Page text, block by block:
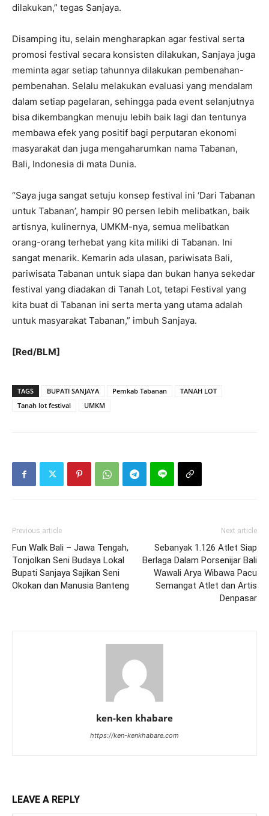
dilakukan,” tegas Sanjaya.
Disamping itu, selain mengharapkan agar festival serta
promosi festival secara konsisten dilakukan, Sanjaya juga
meminta agar setiap tahunnya dilakukan pembenahan-
pembenahan. Selalu melakukan evaluasi yang mendalam
dalam setiap pagelaran, sehingga pada event selanjutnya
bisa dikembangkan menuju lebih baik lagi dan tentunya
membawa efek yang positif bagi perputaran ekonomi
masyarakat dan juga mengaharumkan nama Tabanan,
Bali, Indonesia di mata Dunia.
“Saya juga sangat setuju konsep festival ini ‘Dari Tabanan
untuk Tabanan’, hampir 90 persen lebih melibatkan, baik
artisnya, kulinernya, UMKM-nya, semua melibatkan
orang-orang terhebat yang kita miliki di Tabanan. Ini
sangat menarik. Kemarin ada ulasan, pariwisata Bali,
pariwisata Tabanan untuk siapa dan bukan hanya sekedar
festival yang diadakan di Tanah Lot, tetapi Festival yang
kita buat di Tabanan ini serta merta yang utama adalah
untuk masyarakat Tabanan,” imbuh Sanjaya.
[Red/BLM]
TAGS BUPATI SANJAYA Pemkab Tabanan
TANAH LOT
Tanah lot festival
UMKM
Previous article
Fun Walk Bali – Jawa Tengah,
Tonjolkan Seni Budaya Lokal
Bupati Sanjaya Sajikan Seni
Okokan dan Manusia Banteng
Next article
Sebanyak 1.126 Atlet Siap
Berlaga Dalam Porsenijar Bali
Wawali Arya Wibawa Pacu
Semangat Atlet dan Artis
Denpasar
ken-ken khabare
https://ken-kenkhabare.com
LEAVE A REPLY